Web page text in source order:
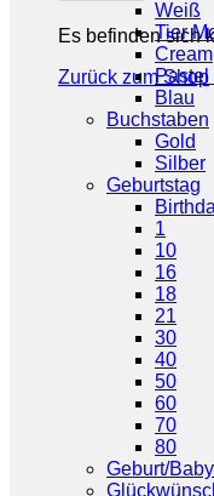
Es befinden sich
Zurück zum Shop
Weiß
Tier
Cream
Pastel
Blau
Buchstaben
Gold
Silber
Geburtstag
1
10
16
18
21
30
40
50
60
70
80
Geburt/Baby